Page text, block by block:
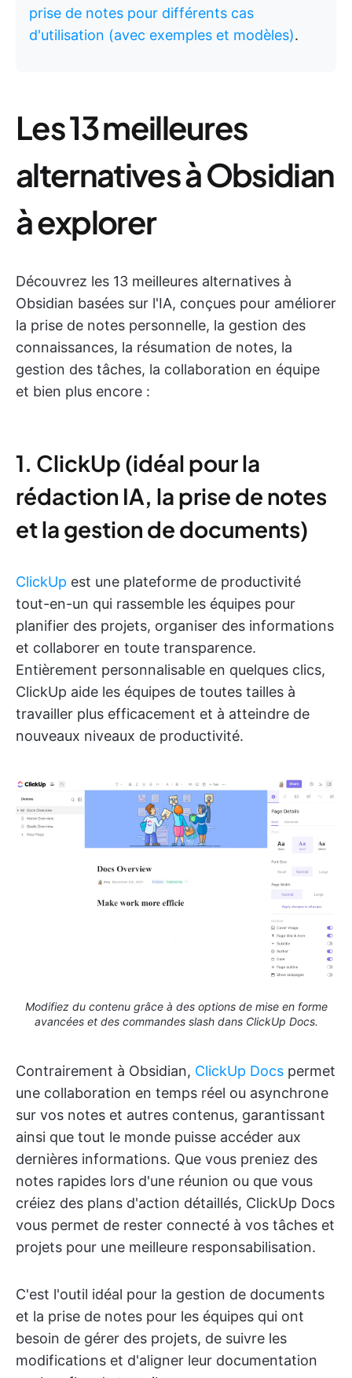
prise de notes pour différents cas
d'utilisation (avec exemples et modèles).
Les 13 meilleures
alternatives à Obsidian
à explorer
Découvrez les 13 meilleures alternatives à
Obsidian basées sur l'IA, conçues pour améliorer
la prise de notes personnelle, la gestion des
connaissances, la résumation de notes, la
gestion des tâches, la collaboration en équipe
et bien plus encore :
1. ClickUp (idéal pour la
rédaction IA, la prise de notes
et la gestion de documents)
ClickUp est une plateforme de productivité
tout-en-un qui rassemble les équipes pour
planifier des projets, organiser des informations
et collaborer en toute transparence.
Entièrement personnalisable en quelques clics,
ClickUp aide les équipes de toutes tailles à
travailler plus efficacement et à atteindre de
nouveaux niveaux de productivité.
Modifiez du contenu grâce à des options de mise en forme
avancées et des commandes slash dans ClickUp Docs.
Contrairement à Obsidian, ClickUp Docs permet
une collaboration en temps réel ou asynchrone
sur vos notes et autres contenus, garantissant
ainsi que tout le monde puisse accéder aux
dernières informations. Que vous preniez des
notes rapides lors d'une réunion ou que vous
créiez des plans d'action détaillés, ClickUp Docs
vous permet de rester connecté à vos tâches et
projets pour une meilleure responsabilisation.
C'est l'outil idéal pour la gestion de documents
et la prise de notes pour les équipes qui ont
besoin de gérer des projets, de suivre les
modifications et d'aligner leur documentation